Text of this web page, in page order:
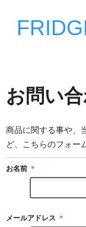
お問い
商品に関する事や、
ど、こちらのフォー
お名前 ＊
メールアドレス ＊